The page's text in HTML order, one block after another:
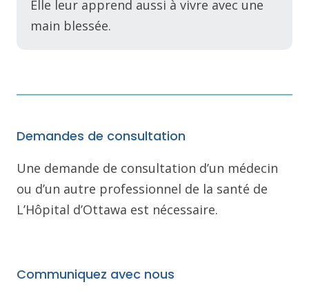
Elle leur apprend aussi à vivre avec une
main blessée.
Demandes de consultation
Une demande de consultation d’un médecin
ou d’un autre professionnel de la santé de
L’Hôpital d’Ottawa est nécessaire.
Communiquez avec nous